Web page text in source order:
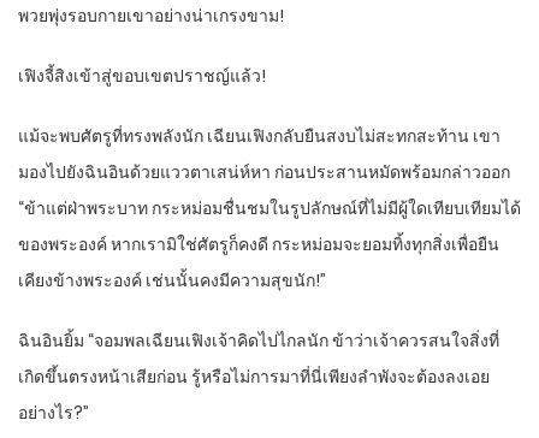
พวยพุ่งรอบกายเขาอย่างน่าเกรงขาม!
เฟิงจี้สิงเข้าสู่ขอบเขตปราชญ์แล้ว!
แม้จะพบศัตรูที่ทรงพลังนัก เฉียนเฟิงกลับยืนสงบไม่สะทกสะท้าน เขา
มองไปยังฉินอินด้วยแววตาเสน่ห์หา ก่อนประสานหมัดพร้อมกล่าวออก
“ข้าแต่ฝ่าพระบาท กระหม่อมชื่นชมในรูปลักษณ์ที่ไม่มีผู้ใดเทียบเทียมได้
ของพระองค์ หากเรามิใช่ศัตรูก็คงดี กระหม่อมจะยอมทิ้งทุกสิ่งเพื่อยืน
เคียงข้างพระองค์ เช่นนั้นคงมีความสุขนัก!”
ฉินอินยิ้ม “จอมพลเฉียนเฟิงเจ้าคิดไปไกลนัก ข้าว่าเจ้าควรสนใจสิ่งที่
เกิดขึ้นตรงหน้าเสียก่อน รู้หรือไม่การมาที่นี่เพียงลำพังจะต้องลงเอย
อย่างไร?”